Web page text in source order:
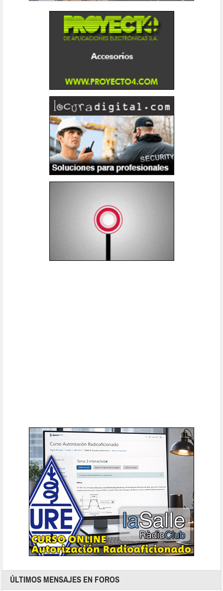
ÚLTIMOS MENSAJES EN FOROS